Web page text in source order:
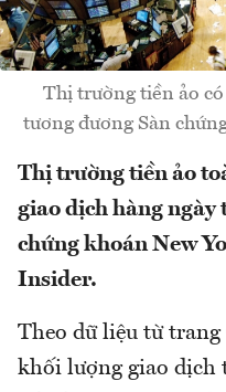
Thị trường tiền ảo
tương đương Sàn
Thị trường tiền ảo
giao dịch hàng ngày
chứng khoán New
Insider.
Theo dữ liệu từ
khối lượng giao dịch